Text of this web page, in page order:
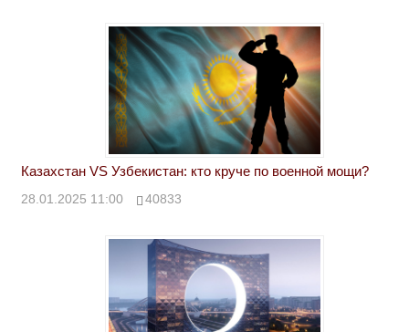
Казахстан VS Узбекистан: кто круче по военной мощи?
28.01.2025 11:00 40833